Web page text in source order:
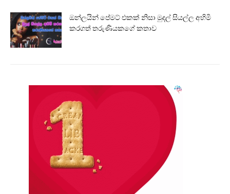
ඔන්ලයින් පේමට් එකක් නිසා මුදල් සියල්ල අහිමි
කරගත් තරුණියකගේ කතාව